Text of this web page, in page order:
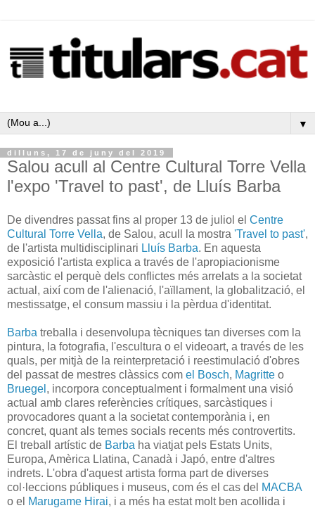
▼
dilluns, 17 de juny del 2019
Salou acull al Centre Cultural Torre Vella
l'expo 'Travel to past', de Lluís Barba
De divendres passat fins al proper 13 de juliol el Centre
Cultural Torre Vella, de Salou, acull la mostra 'Travel to past',
de l'artista multidisciplinari Lluís Barba. En aquesta
exposició l'artista explica a través de l'apropiacionisme
sarcàstic el perquè dels conflictes més arrelats a la societat
actual, així com de l'alienació, l'aïllament, la globalització, el
mestissatge, el consum massiu i la pèrdua d'identitat.
Barba treballa i desenvolupa tècniques tan diverses com la
pintura, la fotografia, l'escultura o el videoart, a través de les
quals, per mitjà de la reinterpretació i reestimulació d'obres
del passat de mestres clàssics com el Bosch, Magritte o
Bruegel , incorpora conceptualment i formalment una visió
actual amb clares referències crítiques, sarcàstiques i
provocadores quant a la societat contemporània i, en
concret, quant als temes socials recents més controvertits.
El treball artístic de Barba ha viatjat pels Estats Units,
Europa, Amèrica Llatina, Canadà i Japó, entre d'altres
indrets. L'obra d'aquest artista forma part de diverses
col·leccions públiques i museus, com és el cas del MACBA
o el Marugame Hirai, i a més ha estat molt ben acollida i